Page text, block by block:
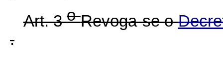
Art. 3oRevoga-se o
.